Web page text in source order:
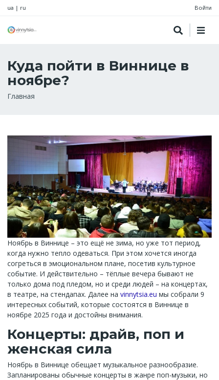
ua | ru Войти
Куда пойти в Виннице в
ноябре?
Строка
Главная
Ноябрь в Виннице – это ещё не зима, но уже тот период,
когда нужно тепло одеваться. При этом хочется иногда
согреться в эмоциональном плане, посетив культурное
событие. И действительно – тёплые вечера бывают не
только дома под пледом, но и среди людей – на концертах,
в театре, на стендапах. Далее на vinnytsia.eu мы собрали 9
интересных событий, которые состоятся в Виннице в
ноябре 2025 года и достойны внимания.
Концерты: драйв, поп и
женская сила
Ноябрь в Виннице обещает музыкальное разнообразие.
Запланированы обычные концерты в жанре поп-музыки, но